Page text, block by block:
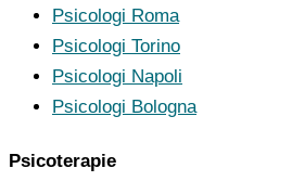
Psicologi Roma
Psicologi Torino
Psicologi Napoli
Psicologi Bologna
Psicoterapie